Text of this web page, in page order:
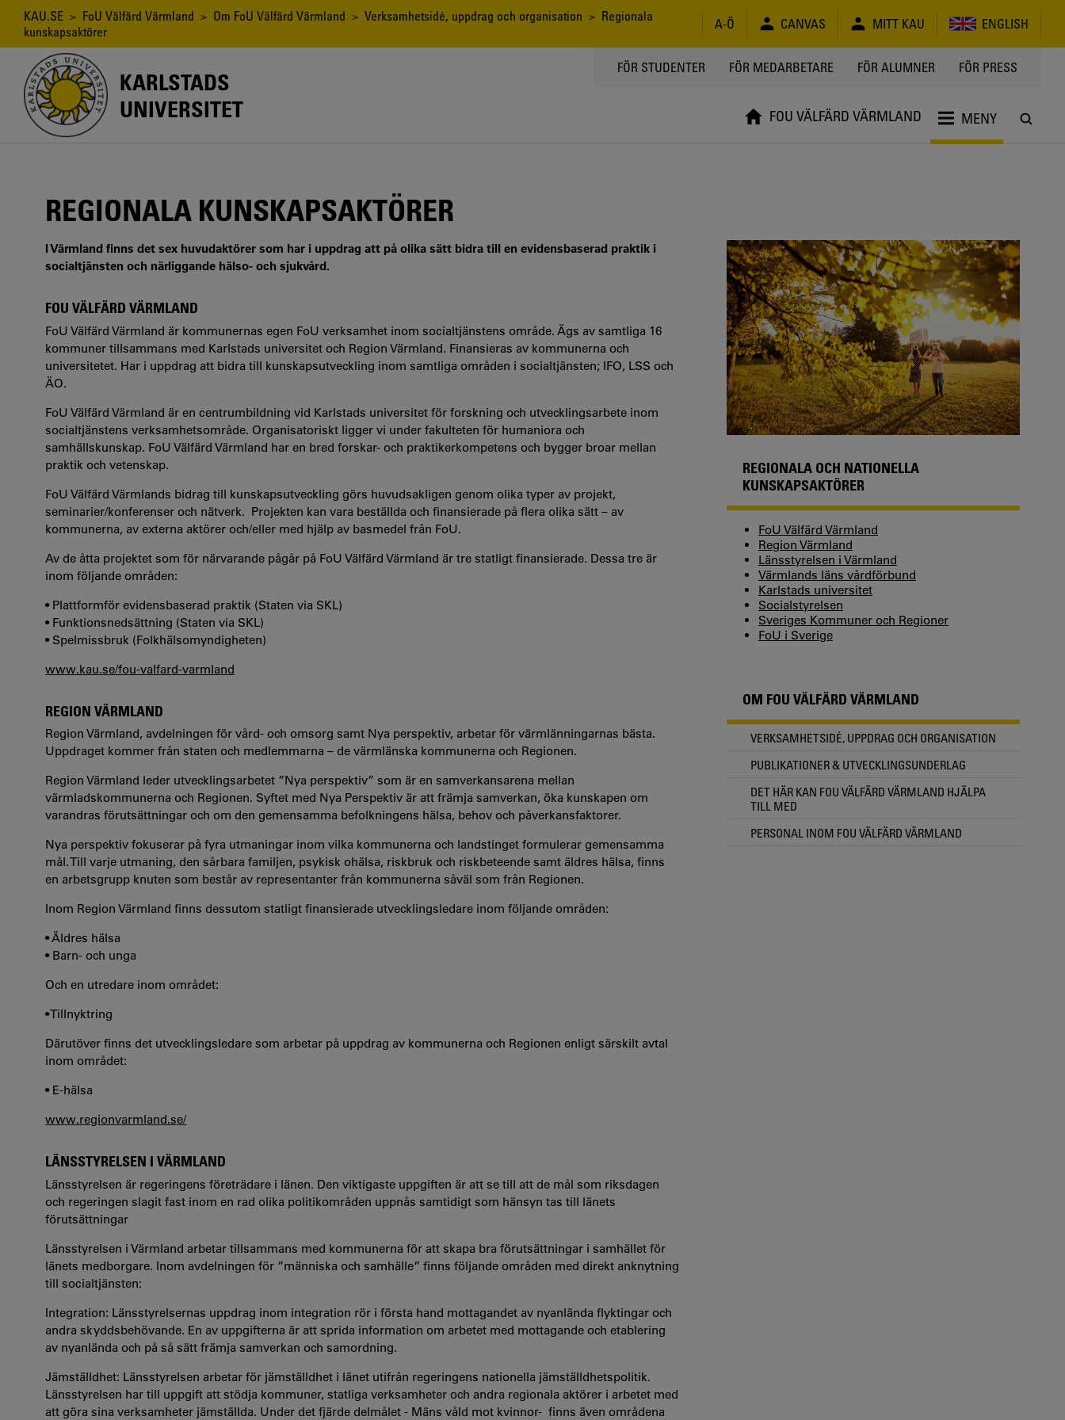
Hoppa
huvudinnehåll
Länkstig
KAU.SE > FoU Välfärd Värmland > Om FoU Välfärd Värmland > Verksamhetsidé, uppdrag och organisation > Regionala
kunskapsaktörer
A-Ö CANVAS MITT KAU ENGLISH
KARLSTADS
UNIVERSITET
TOPPMENY
FÖR STUDENTER FÖR MEDARBETARE FÖR ALUMNER FÖR PRESS
FOU VÄLFÄRD VÄRMLAND MENY
REGIONALA KUNSKAPSAKTÖRER
I Värmland finns det sex huvudaktörer som har i uppdrag att på olika sätt bidra till en evidensbaserad praktik i
socialtjänsten och närliggande hälso- och sjukvård.
FOU VÄLFÄRD VÄRMLAND
FoU Välfärd Värmland är kommunernas egen FoU verksamhet inom socialtjänstens område. Ägs av samtliga 16
kommuner tillsammans med Karlstads universitet och Region Värmland. Finansieras av kommunerna och
universitetet. Har i uppdrag att bidra till kunskapsutveckling inom samtliga områden i socialtjänsten; IFO, LSS och
ÄO.
FoU Välfärd Värmland är en centrumbildning vid Karlstads universitet för forskning och utvecklingsarbete inom
socialtjänstens verksamhetsområde. Organisatoriskt ligger vi under fakulteten för humaniora och
samhällskunskap. FoU Välfärd Värmland har en bred forskar- och praktikerkompetens och bygger broar mellan
praktik och vetenskap.
FoU Välfärd Värmlands bidrag till kunskapsutveckling görs huvudsakligen genom olika typer av projekt,
seminarier/konferenser och nätverk. Projekten kan vara beställda och finansierade på flera olika sätt – av
kommunerna, av externa aktörer och/eller med hjälp av basmedel från FoU.
Av de åtta projektet som för närvarande pågår på FoU Välfärd Värmland är tre statligt finansierade. Dessa tre är
inom följande områden:
• Plattformför evidensbaserad praktik (Staten via SKL)
• Funktionsnedsättning (Staten via SKL)
• Spelmissbruk (Folkhälsomyndigheten)
www.kau.se/fou-valfard-varmland
REGION VÄRMLAND
Region Värmland, avdelningen för vård- och omsorg samt Nya perspektiv, arbetar för värmlänningarnas bästa.
Uppdraget kommer från staten och medlemmarna – de värmlänska kommunerna och Regionen.
Region Värmland leder utvecklingsarbetet ”Nya perspektiv” som är en samverkansarena mellan
värmladskommunerna och Regionen. Syftet med Nya Perspektiv är att främja samverkan, öka kunskapen om
varandras förutsättningar och om den gemensamma befolkningens hälsa, behov och påverkansfaktorer.
Nya perspektiv fokuserar på fyra utmaningar inom vilka kommunerna och landstinget formulerar gemensamma
mål. Till varje utmaning, den sårbara familjen, psykisk ohälsa, riskbruk och riskbeteende samt äldres hälsa, finns
en arbetsgrupp knuten som består av representanter från kommunerna såväl som från Regionen.
Inom Region Värmland finns dessutom statligt finansierade utvecklingsledare inom följande områden:
• Äldres hälsa
• Barn- och unga
Och en utredare inom området:
• Tillnyktring
Därutöver finns det utvecklingsledare som arbetar på uppdrag av kommunerna och Regionen enligt särskilt avtal
inom området:
• E-hälsa
www.regionvarmland.se/
LÄNSSTYRELSEN I VÄRMLAND
Länsstyrelsen är regeringens företrädare i länen. Den viktigaste uppgiften är att se till att de mål som riksdagen
och regeringen slagit fast inom en rad olika politikområden uppnås samtidigt som hänsyn tas till länets
förutsättningar
Länsstyrelsen i Värmland arbetar tillsammans med kommunerna för att skapa bra förutsättningar i samhället för
länets medborgare. Inom avdelningen för ”människa och samhälle” finns följande områden med direkt anknytning
till socialtjänsten:
Integration: Länsstyrelsernas uppdrag inom integration rör i första hand mottagandet av nyanlända flyktingar och
andra skyddsbehövande. En av uppgifterna är att sprida information om arbetet med mottagande och etablering
av nyanlända och på så sätt främja samverkan och samordning.
Jämställdhet: Länsstyrelsen arbetar för jämställdhet i länet utifrån regeringens nationella jämställdhetspolitik.
Länsstyrelsen har till uppgift att stödja kommuner, statliga verksamheter och andra regionala aktörer i arbetet med
att göra sina verksamheter jämställda. Under det fjärde delmålet - Mäns våld mot kvinnor- finns även områdena
REGIONALA OCH NATIONELLA
KUNSKAPSAKTÖRER
FoU Välfärd Värmland
Region Värmland
Länsstyrelsen i Värmland
Värmlands läns vårdförbund
Karlstads universitet
Socialstyrelsen
Sveriges Kommuner och Regioner
FoU i Sverige
OM FOU VÄLFÄRD VÄRMLAND
VERKSAMHETSIDÉ, UPPDRAG OCH ORGANISATION
PUBLIKATIONER & UTVECKLINGSUNDERLAG
DET HÄR KAN FOU VÄLFÄRD VÄRMLAND HJÄLPA
TILL MED
PERSONAL INOM FOU VÄLFÄRD VÄRMLAND